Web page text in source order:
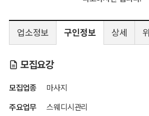
업소정보 구인정보 상세
마사지501
모집요강
모집업종 마사지
주요업무 스웨디시관리